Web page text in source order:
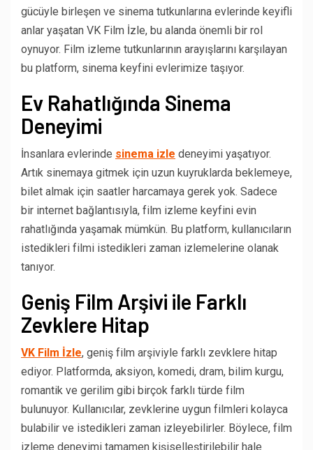
gücüyle birleşen ve sinema tutkunlarına evlerinde keyifli
anlar yaşatan VK Film İzle, bu alanda önemli bir rol
oynuyor. Film izleme tutkunlarının arayışlarını karşılayan
bu platform, sinema keyfini evlerimize taşıyor.
Ev Rahatlığında Sinema
Deneyimi
İnsanlara evlerinde sinema izle deneyimi yaşatıyor.
Artık sinemaya gitmek için uzun kuyruklarda beklemeye,
bilet almak için saatler harcamaya gerek yok. Sadece
bir internet bağlantısıyla, film izleme keyfini evin
rahatlığında yaşamak mümkün. Bu platform, kullanıcıların
istedikleri filmi istedikleri zaman izlemelerine olanak
tanıyor.
Geniş Film Arşivi ile Farklı
Zevklere Hitap
VK Film İzle, geniş film arşiviyle farklı zevklere hitap
ediyor. Platformda, aksiyon, komedi, dram, bilim kurgu,
romantik ve gerilim gibi birçok farklı türde film
bulunuyor. Kullanıcılar, zevklerine uygun filmleri kolayca
bulabilir ve istedikleri zaman izleyebilirler. Böylece, film
izleme deneyimi tamamen kişiselleştirilebilir hale